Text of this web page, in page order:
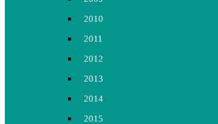
2010
2011
2012
2013
2014
2015